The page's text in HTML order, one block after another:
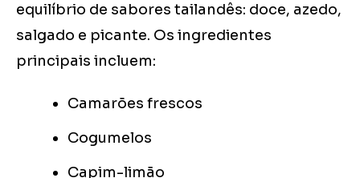
equilíbrio de sabores tailandês: doce, azedo,
salgado e picante. Os ingredientes
principais incluem:
Camarões frescos
Cogumelos
Capim-limão